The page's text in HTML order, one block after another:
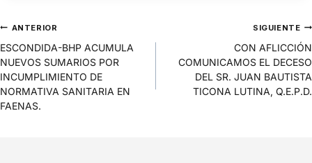
ANTERIOR
ESCONDIDA-BHP ACUMULA
NUEVOS SUMARIOS POR
INCUMPLIMIENTO DE
NORMATIVA SANITARIA EN
FAENAS.
SIGUIENTE
CON AFLICCIÓN
COMUNICAMOS EL DECESO
DEL SR. JUAN BAUTISTA
TICONA LUTINA, Q.E.P.D.